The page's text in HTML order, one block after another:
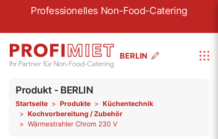
Professionelles Non-Food-Catering
BERLIN
Produkt - BERLIN
Startseite Produkte
Küchentechnik
Kochvorbereitung / Zubehör
Wärmestrahler Chrom 230 V